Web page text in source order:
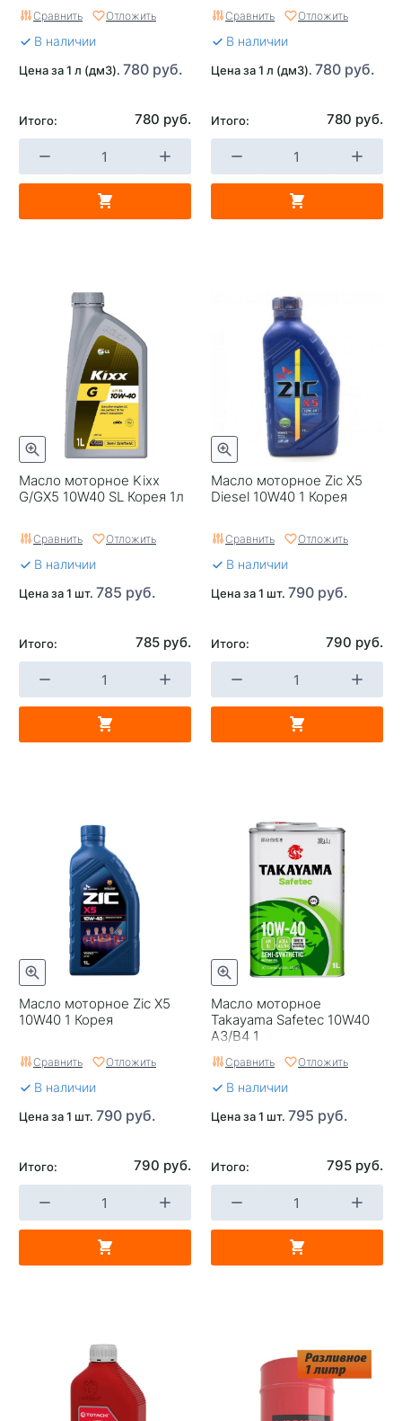
Сравнить Отложить
В наличии
Цена за 1 л (дм3). 780 руб.
Итого: 780 руб.
Сравнить Отложить
В наличии
Цена за 1 л (дм3). 780 руб.
Итого: 780 руб.
Масло моторное Kixx
G/GX5 10W40 SL Корея 1л
Сравнить Отложить
В наличии
Цена за 1 шт. 785 руб.
Итого: 785 руб.
Масло моторное Zic X5
Diesel 10W40 1 Корея
Сравнить Отложить
В наличии
Цена за 1 шт. 790 руб.
Итого: 790 руб.
Масло моторное Zic X5
10W40 1 Корея
Сравнить Отложить
В наличии
Цена за 1 шт. 790 руб.
Итого: 790 руб.
Масло моторное
Takayama Safetec 10W40
A3/B4 1
Сравнить Отложить
В наличии
Цена за 1 шт. 795 руб.
Итого: 795 руб.